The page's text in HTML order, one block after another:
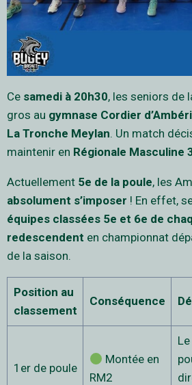
Ce samedi à 20h30, les seniors de
gros au gymnase Cordier
La Tronche Meylan. Un match
maintenir en Régionale Masculine
Actuellement 5e de la poule, les
absolument s’imposer ! En effet,
équipes classées 5e et 6e de
redescendent en championnat
de la saison.
Position au
classement
Conséquence
1er de poule
Montée en
RM2